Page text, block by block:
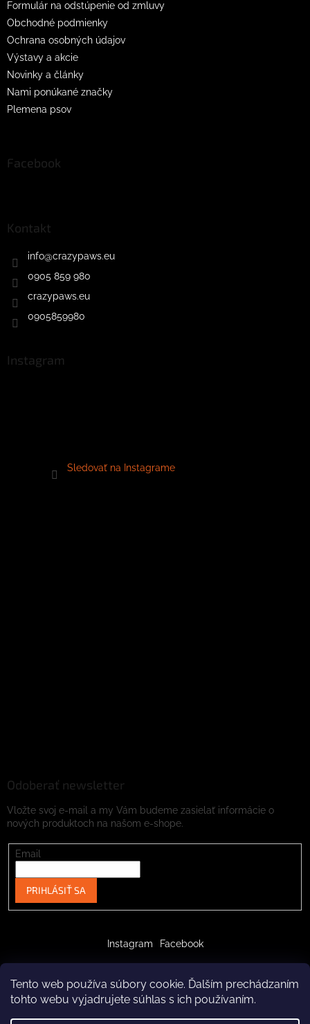
Tento web používa súbory cookie. Ďalším prechádzaním
tohto webu vyjadrujete súhlas s ich používaním.
Formulár na odstúpenie od zmluvy
Obchodné podmienky
Ochrana osobných údajov
Výstavy a akcie
Novinky a články
Nami ponúkané značky
Plemena psov
Facebook
Kontakt
info@crazypaws.eu
0905 859 980
crazypaws.eu
0905859980
Instagram
Sledovať na Instagrame
Odoberať newsletter
Vložte svoj e-mail a my Vám budeme zasielať informácie o
nových produktoch na našom e-shope.
Email
PRIHLÁSIŤ SA
Instagram Facebook